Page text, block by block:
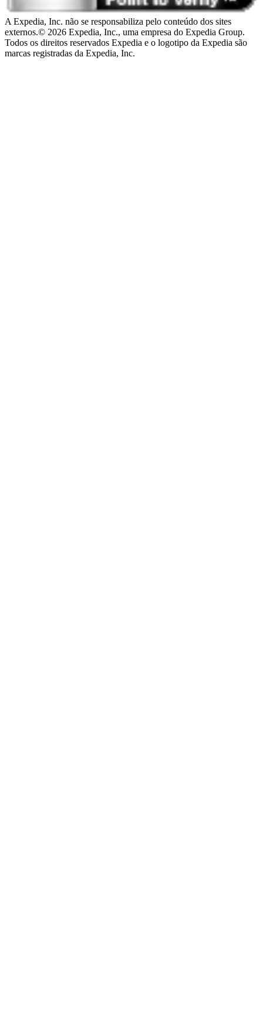
A Expedia, Inc. não se responsabiliza pelo conteúdo dos sites
externos.© 2026 Expedia, Inc., uma empresa do Expedia Group.
Todos os direitos reservados Expedia e o logotipo da Expedia são
marcas registradas da Expedia, Inc.